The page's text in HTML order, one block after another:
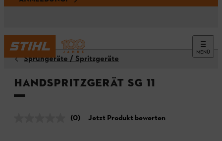
MENÜ
Sprühgeräte / Spritzgeräte
Handspritzgerät SG 11
(0) Jetzt Produkt bewerten